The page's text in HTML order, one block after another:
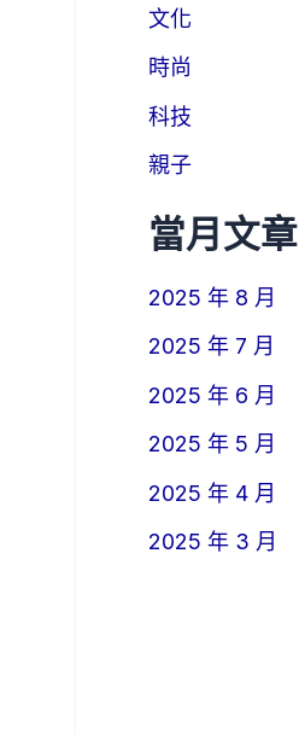
文化
時尚
科技
親子
當月文章
2025 年 8 月
2025 年 7 月
2025 年 6 月
2025 年 5 月
2025 年 4 月
2025 年 3 月